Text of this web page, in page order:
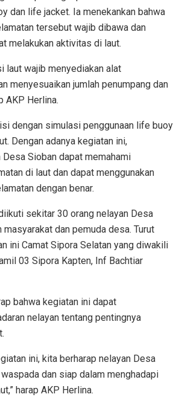
dan life jacket. Ia menekankan bahwa
tersebut wajib dibawa dan
melakukan aktivitas di laut.
laut wajib menyediakan alat
menyesuaikan jumlah penumpang dan
AKP Herlina.
dengan simulasi penggunaan life buoy
Dengan adanya kegiatan ini,
Desa Sioban dapat memahami
di laut dan dapat menggunakan
dengan benar.
sekitar 30 orang nelayan Desa
dan pemuda desa. Turut
ini Camat Sipora Selatan yang diwakili
03 Sipora Kapten, Inf Bachtiar
bahwa kegiatan ini dapat
nelayan tentang pentingnya
ini, kita berharap nelayan Desa
dan siap dalam menghadapi
harap AKP Herlina.